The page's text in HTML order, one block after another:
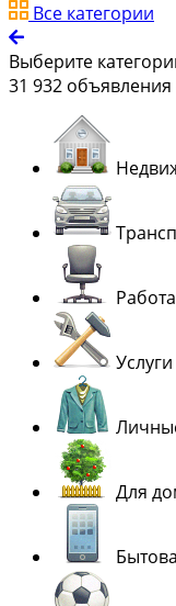
Все категории
Выберите
31 932 объявления
Работа
Услуги
Для